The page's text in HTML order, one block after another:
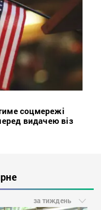
соцмережі
видачею віз
за тиждень